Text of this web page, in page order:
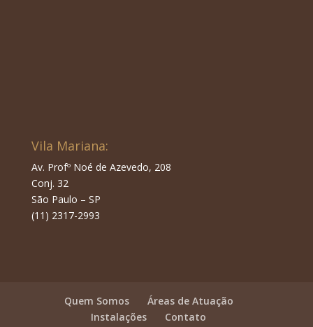
Vila Mariana:
Av. Profº Noé de Azevedo, 208
Conj. 32
São Paulo – SP
(11) 2317-2993
Quem Somos
Áreas de Atuação
Instalações
Contato